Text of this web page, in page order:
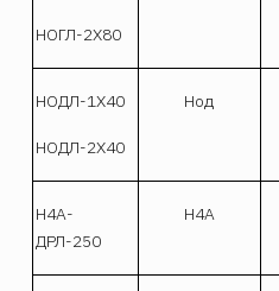
НОГЛ-2Х80
НОДЛ-1Х40
НОДЛ-2Х40
Нод
Н4А-
ДРЛ-250
Н4А